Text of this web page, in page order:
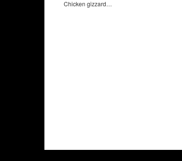
Chicken gizzard…